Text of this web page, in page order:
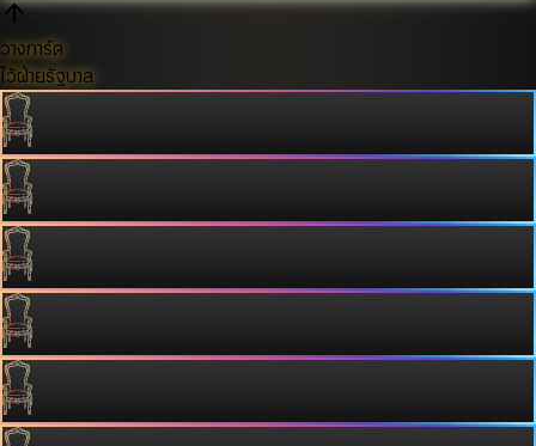
วางการ์ด
ไว้ฝ่ายรัฐบาล